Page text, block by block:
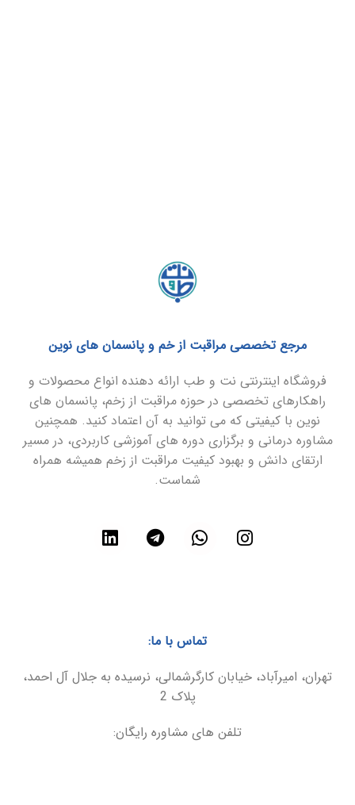
مرجع تخصصی مراقبت از خم و پانسمان های نوین
فروشگاه اینترنتی نت و طب ارائه دهنده انواع محصولات و
راهکارهای تخصصی در حوزه مراقبت از زخم، پانسمان های
نوین با کیفیتی که می توانید به آن اعتماد کنید. همچنین
مشاوره درمانی و برگزاری دوره های آموزشی کاربردی، در مسیر
ارتقای دانش و بهبود کیفیت مراقبت از زخم همیشه همراه
شماست.
تماس با ما:
تهران، امیرآباد، خیابان کارگرشمالی، نرسیده به جلال آل احمد،
پلاک 2
تلفن های مشاوره رایگان: